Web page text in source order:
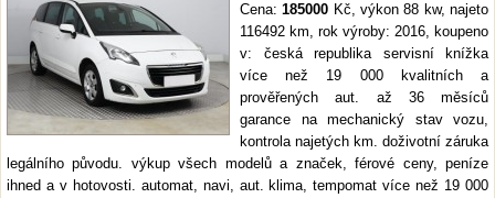
Cena:185000 Kč, výkon 88 kw, najeto
116492 km, rok výroby: 2016, koupeno
v: česká republika servisní knížka
více než 19 000 kvalitních a
prověřených aut. až 36 měsíců
garance na mechanický stav vozu,
kontrola najetých km. doživotní záruka
legálního původu. výkup všech modelů a značek, férové ceny, peníze
ihned a v hotovosti. automat, navi, aut. klima, tempomat více než 19 000